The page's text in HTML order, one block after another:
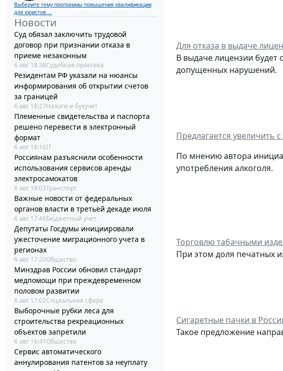
Выберите тему программы повышения квалификации
для юристов ...
Новости
Суд обязал заключить трудовой
договор при признании отказа в
приеме незаконным
6 авг 18:38Судебная практика
Резидентам РФ указали на нюансы
информирования об открытии счетов
за границей
6 авг 18:27Налоги и бухучет
Племенные свидетельства и паспорта
решено перевести в электронный
формат
6 авг 18:16IT
Россиянам разъяснили особенности
использования сервисов аренды
электросамокатов
6 авг 18:03Транспорт
Важные новости от федеральных
органов власти в третьей декаде июля
6 авг 17:46Бюджетный учет
Депутаты Госдумы инициировали
ужесточение миграционного учета в
регионах
6 авг 17:20Общество
Минздрав России обновил стандарт
медпомощи при преждевременном
половом развитии
6 авг 17:02Социальная сфера
Выборочные рубки леса для
строительства рекреационных
объектов запретили
6 авг 16:41 Общество
Сервис автоматического
аннулирования патентов за неуплату
Для отказа в выдаче
В выдаче лицензии будет
допущенных нарушений.
Предлагается увеличить
По мнению автора
употребления алкоголя.
Торговлю табачными
При этом доля печатных
Сигаретные пачки в
Такое предложение